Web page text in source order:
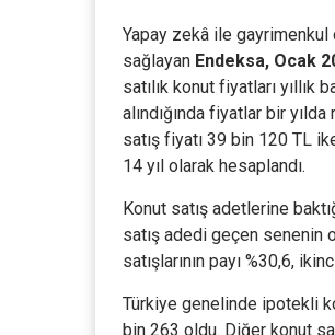
Yapay zekâ ile gayrimenkul
sağlayan Endeksa, Ocak
satılık konut fiyatları
alındığında fiyatlar bir
satış fiyatı 39 bin 120 TL
14 yıl olarak hesaplandı.
Konut satış adetlerine
satış adedi geçen senenin
satışlarının payı %30,6,
Türkiye genelinde ipotekli
bin 263 oldu. Diğer konut